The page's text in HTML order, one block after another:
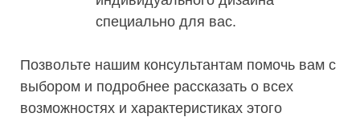
специально для вас.
Позвольте нашим консультантам помочь вам с
выбором и подробнее рассказать о всех
возможностях и характеристиках этого